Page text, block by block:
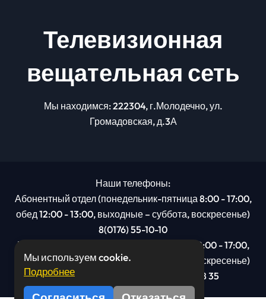
Телевизионная
вещательная сеть
Мы находимся: 222304, г.Молодечно, ул.
Громадовская, д.3А
Наши телефоны:
Абонентный отдел (понедельник-пятница 8:00 - 17:00,
обед 12:00 - 13:00, выходные – суббота, воскресенье)
8(0176) 55-10-10
Рекламный отдел (понедельник-пятница 8:00 - 17:00,
обед 12:00 - 13:00, выходные – суббота, воскресенье)
8(0176): 54 95 80, МТС +375 29 201 78 35
Мы используем cookie.
Подробнее